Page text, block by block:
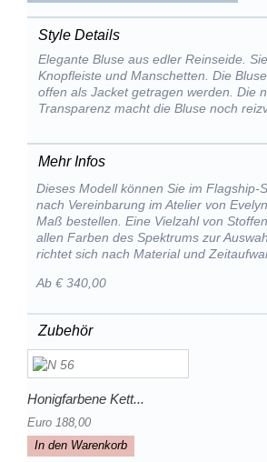
Style Details
Elegante Bluse aus edler Reinseide.
Knopfleiste und Manschetten. Die
offen als Jacket getragen werden. Die
Transparenz macht die Bluse noch
Mehr Infos
Dieses Modell können Sie im Flagship-
nach Vereinbarung im Atelier von
Maß bestellen. Eine Vielzahl von
allen Farben des Spektrums zur
richtet sich nach Material und
Ab € 340,00
Zubehör
Honigfarbene Kett...
Euro 188,00
In den Warenkorb